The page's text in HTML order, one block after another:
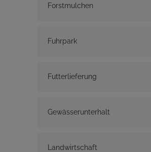
Forstmulchen
Fuhrpark
Futterlieferung
Gewässerunterhalt
Landwirtschaft